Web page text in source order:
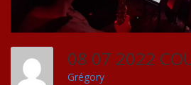
08 07 2022
Grégory